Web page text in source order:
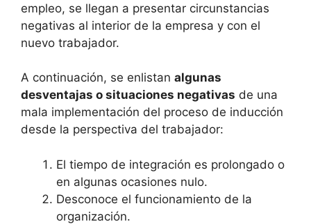
empleo, se llegan a presentar circunstancias
negativas al interior de la empresa y con el
nuevo trabajador.
A continuación, se enlistan algunas
desventajas o situaciones negativas de una
mala implementación del proceso de inducción
desde la perspectiva del trabajador:
El tiempo de integración es prolongado o
en algunas ocasiones nulo.
Desconoce el funcionamiento de la
organización.